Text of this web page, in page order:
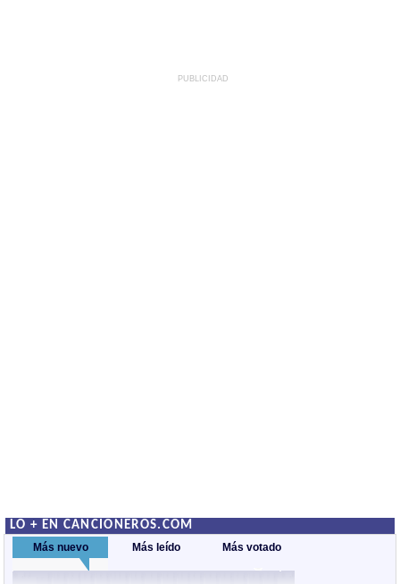
PUBLICIDAD
LO + EN CANCIONEROS.COM
Más nuevo Más leído Más votado